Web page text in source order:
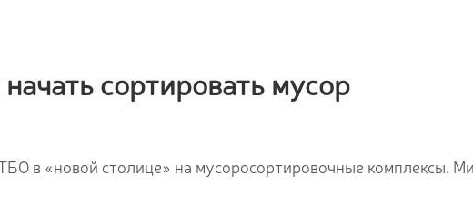
сортировать мусор
в «новой столице» на мусоросортировочные комплексы.